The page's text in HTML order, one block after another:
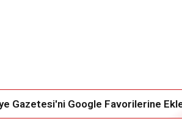
Gazetesi'ni Google Favorilerine